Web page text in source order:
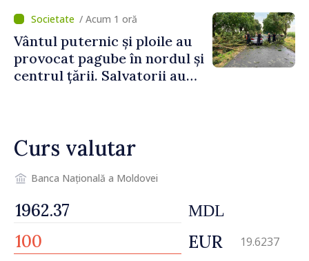
mecanisme care să-i
protejeze”/ Acum 1 oră
Vântul puternic și ploile au
provocat pagube în nordul și
centrul țării. Salvatorii au
Curs valutar
Banca Națională a Moldovei
MDL
EUR 19.6237